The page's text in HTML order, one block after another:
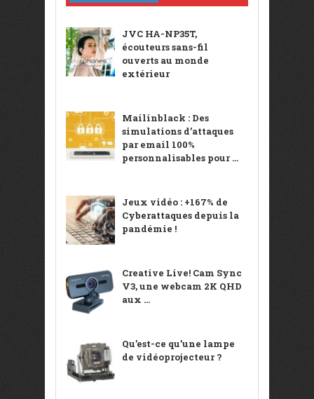
JVC HA-NP35T,
écouteurs sans-fil
ouverts au monde
extérieur
Mailinblack : Des
simulations d’attaques
par email 100%
personnalisables pour ...
Jeux vidéo : +167% de
Cyberattaques depuis la
pandémie !
Creative Live! Cam Sync
V3, une webcam 2K QHD
aux ...
Qu’est-ce qu’une lampe
de vidéoprojecteur ?